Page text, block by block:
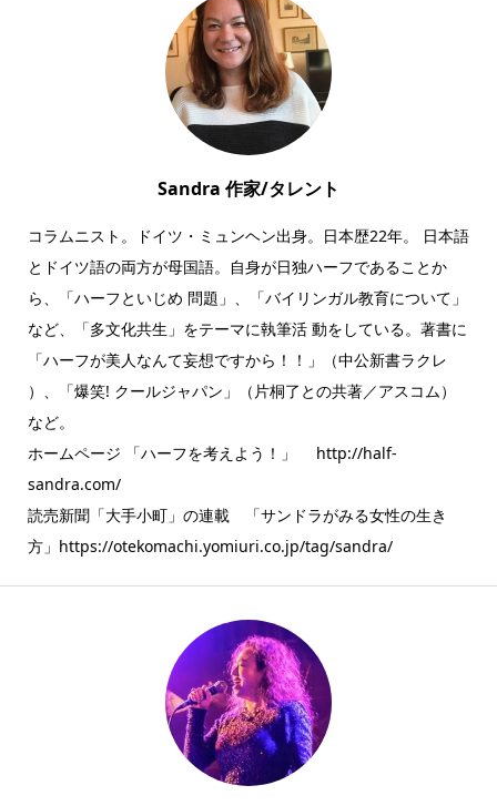
Sandra 作家/タレント
コラムニスト。ドイツ・ミュンヘン出身。日本歴22年。 日本語
とドイツ語の両方が母国語。自身が日独ハーフであることか
ら、「ハーフといじめ 問題」、「バイリンガル教育について」
など、「多文化共生」をテーマに執筆活 動をしている。著書に
「ハーフが美人なんて妄想ですから！！」（中公新書ラクレ
）、「爆笑! クールジャパン」（片桐了との共著／アスコム）
など。
ホームページ 「ハーフを考えよう！」 http://half-
sandra.com/
読売新聞「大手小町」の連載 「サンドラがみる女性の生き
方」https://otekomachi.yomiuri.co.jp/tag/sandra/